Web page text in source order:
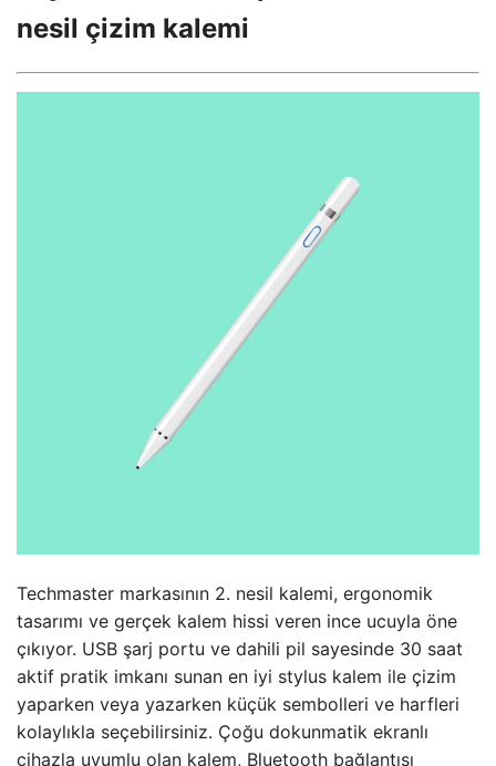
nesil çizim kalemi
Techmaster markasının 2. nesil kalemi, ergonomik
tasarımı ve gerçek kalem hissi veren ince ucuyla öne
çıkıyor. USB şarj portu ve dahili pil sayesinde 30 saat
aktif pratik imkanı sunan en iyi stylus kalem ile çizim
yaparken veya yazarken küçük sembolleri ve harfleri
kolaylıkla seçebilirsiniz. Çoğu dokunmatik ekranlı
cihazla uyumlu olan kalem, Bluetooth bağlantısı